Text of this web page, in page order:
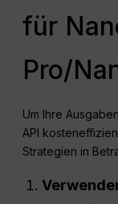
für
Pro/
Um Ihre
API
Strategien in